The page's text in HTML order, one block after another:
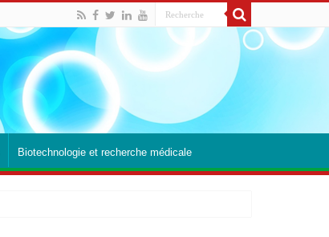
Biotechnologie et recherche médicale